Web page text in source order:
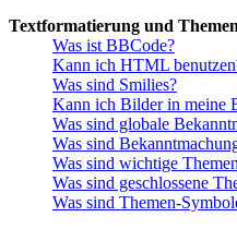
Textformatierung und
Was ist BBCode?
Kann ich HTML
Was sind Smilies?
Kann ich Bilder in meine
Was sind globale
Was sind
Was sind wichtige
Was sind geschlossene
Was sind Themen-